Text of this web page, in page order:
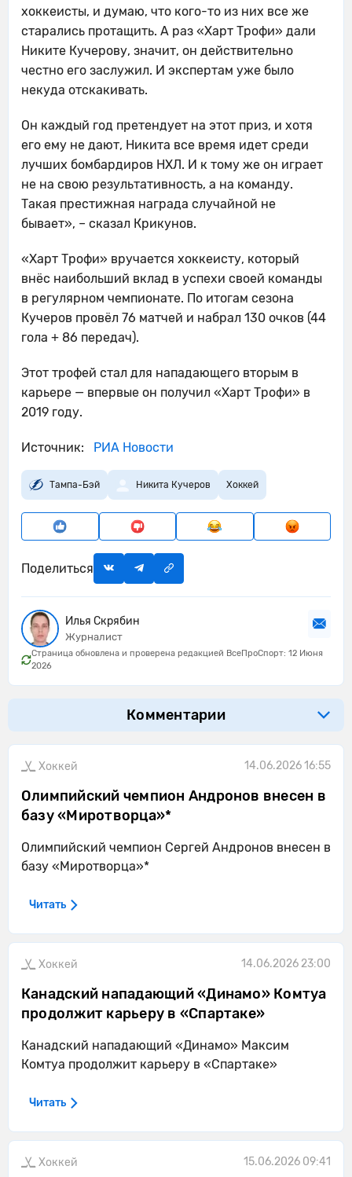
хоккеисты, и думаю, что кого-то из них все же
старались протащить. А раз «Харт Трофи» дали
Никите Кучерову, значит, он действительно
честно его заслужил. И экспертам уже было
некуда отскакивать.
Он каждый год претендует на этот приз, и хотя
его ему не дают, Никита все время идет среди
лучших бомбардиров НХЛ. И к тому же он играет
не на свою результативность, а на команду.
Такая престижная награда случайной не
бывает», – сказал Крикунов.
«Харт Трофи» вручается хоккеисту, который
внёс наибольший вклад в успехи своей команды
в регулярном чемпионате. По итогам сезона
Кучеров провёл 76 матчей и набрал 130 очков (44
гола + 86 передач).
Этот трофей стал для нападающего вторым в
карьере — впервые он получил «Харт Трофи» в
2019 году.
Источник: РИА Новости
Тампа-Бэй Никита Кучеров Хоккей
Поделиться
Илья Скрябин
Журналист
Страница обновлена и проверена редакцией ВсеПроСпорт: 12 Июня
2026
Комментарии
Хоккей 14.06.2026 16:55
Олимпийский чемпион Андронов внесен в
базу «Миротворца»*
Олимпийский чемпион Сергей Андронов внесен в
базу «Миротворца»*
Читать
Хоккей 14.06.2026 23:00
Канадский нападающий «Динамо» Комтуа
продолжит карьеру в «Спартаке»
Канадский нападающий «Динамо» Максим
Комтуа продолжит карьеру в «Спартаке»
Читать
Хоккей 15.06.2026 09:41